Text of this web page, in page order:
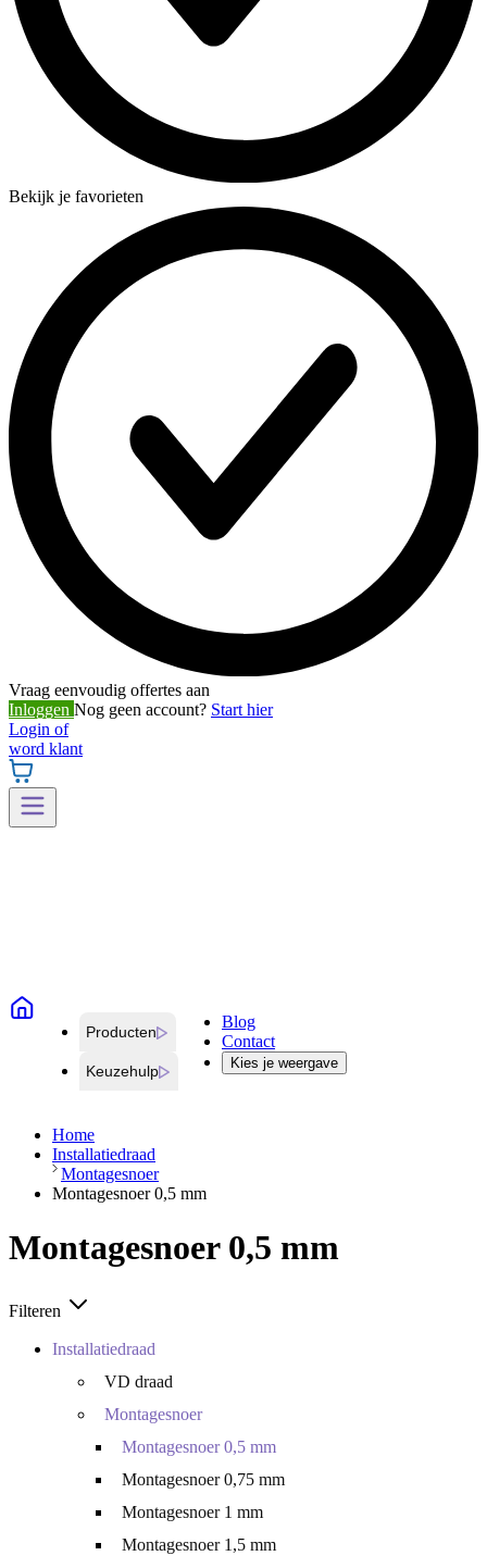
Bekijk je favorieten
Vraag eenvoudig offertes aan
Inloggen Nog geen account? Start hier
Login of
word klant
Producten
Keuzehulp
Blog
Contact
Kies je weergave
Home
Installatiedraad
Montagesnoer
Montagesnoer 0,5 mm
Montagesnoer 0,5 mm
Filteren
Installatiedraad
VD draad
Montagesnoer
Montagesnoer 0,5 mm
Montagesnoer 0,75 mm
Montagesnoer 1 mm
Montagesnoer 1,5 mm